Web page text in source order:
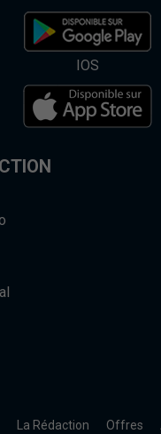
IOS
La Rédaction Offres